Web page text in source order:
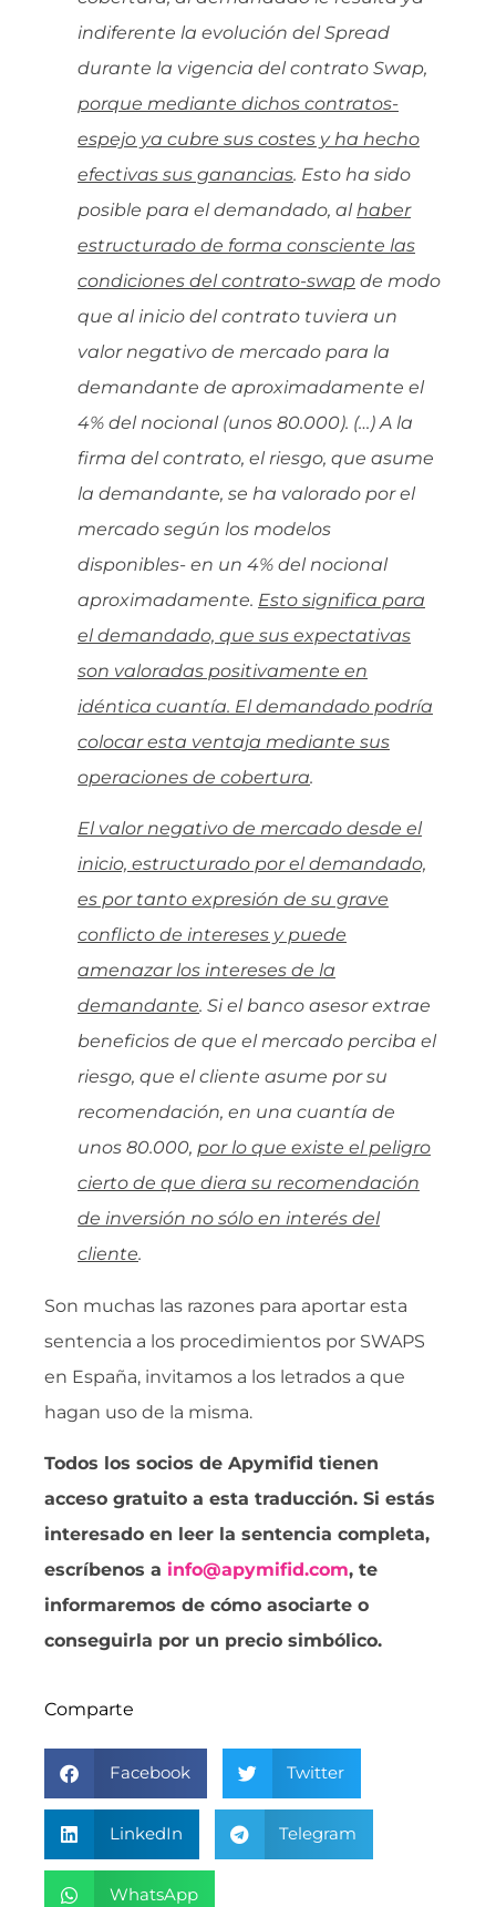
indiferente la evolución del Spread
durante la vigencia del contrato Swap,
porque mediante dichos contratos-
espejo ya cubre sus costes y ha hecho
efectivas sus ganancias. Esto ha sido
posible para el demandado, al haber
estructurado de forma consciente las
condiciones del contrato-swap de modo
que al inicio del contrato tuviera un
valor negativo de mercado para la
demandante de aproximadamente el
4% del nocional (unos 80.000). (…) A la
firma del contrato, el riesgo, que asume
la demandante, se ha valorado por el
mercado según los modelos
disponibles- en un 4% del nocional
aproximadamente. Esto significa para
el demandado, que sus expectativas
son valoradas positivamente en
idéntica cuantía. El demandado podría
colocar esta ventaja mediante sus
operaciones de cobertura.
El valor negativo de mercado desde el
inicio, estructurado por el demandado,
es por tanto expresión de su grave
conflicto de intereses y puede
amenazar los intereses de la
demandante. Si el banco asesor extrae
beneficios de que el mercado perciba el
riesgo, que el cliente asume por su
recomendación, en una cuantía de
unos 80.000, por lo que existe el peligro
cierto de que diera su recomendación
de inversión no sólo en interés del
cliente.
Son muchas las razones para aportar esta
sentencia a los procedimientos por SWAPS
en España, invitamos a los letrados a que
hagan uso de la misma.
Todos los socios de Apymifid tienen
acceso gratuito a esta traducción. Si estás
interesado en leer la sentencia completa,
escríbenos a info@apymifid.com, te
informaremos de cómo asociarte o
conseguirla por un precio simbólico.
Comparte
Facebook Twitter
LinkedIn Telegram
WhatsApp